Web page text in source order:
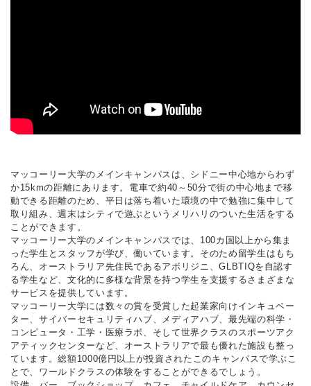
マッコーリー大学のメインキャンパスは、シドニー中心地からわず
か15kmの距離にあります。電車で約40～50分で街の中心地まで移
動できる距離のため、平日は落ち着いた環境の中で勉強に集中して
取り組み、週末はシティで遊ぶというメリハリのついた生活をする
ことができます。
マッコーリー大学のメインキャンパスでは、100カ国以上から集ま
った学生とスタッフが学び、働いています。そのため留学生はもち
ろん、オーストラリア先住民であるアボリジニ、GLBTIQを自認す
る学生など、文化的に多様な背景を持つ学生を支援するさまざまな
サービスを提供しています。
マッコーリー大学には数々の賞を受賞した起業家向けインキュベー
ター、サイバーセキュリティハブ、メディアハブ、最先端の科学・
コンピュータ・工学・医療ラボ、そして世界クラスのスポーツアク
アティックセンターなど、オーストラリアで最も優れた施設も整っ
ています。総額1000億円以上が投資されたこのキャンパスで学ぶこ
とで、ワールドクラスの体験をすることができるでしょう。